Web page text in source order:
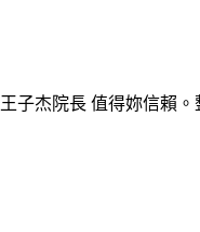
子杰院長 值得妳信賴